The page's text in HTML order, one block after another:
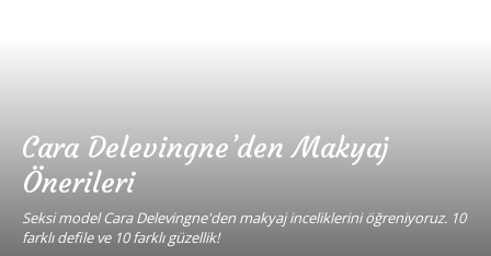
Cara Delevingne’den Makyaj
Önerileri
Seksi model Cara Delevingne'den makyaj inceliklerini öğreniyoruz. 10
farklı defile ve 10 farklı güzellik!